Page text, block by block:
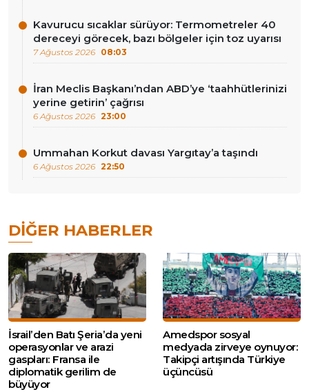
Kavurucu sıcaklar sürüyor: Termometreler 40
dereceyi görecek, bazı bölgeler için toz uyarısı
7 Ağustos 2026 08:03
İran Meclis Başkanı’ndan ABD’ye ‘taahhütlerinizi
yerine getirin’ çağrısı
6 Ağustos 2026 23:00
Ummahan Korkut davası Yargıtay’a taşındı
6 Ağustos 2026 22:50
DIĞER HABERLER
İsrail’den Batı Şeria’da yeni
operasyonlar ve arazi
gaspları: Fransa ile
diplomatik gerilim de
büyüyor
Amedspor sosyal
medyada zirveye oynuyor:
Takipçi artışında Türkiye
üçüncüsü